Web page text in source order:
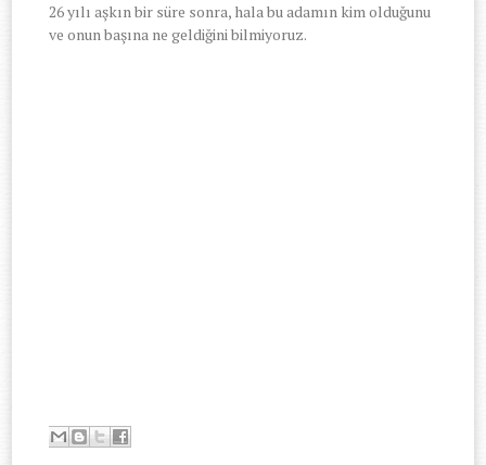
26 yılı aşkın bir süre sonra, hala bu adamın kim olduğunu
ve onun başına ne geldiğini bilmiyoruz.